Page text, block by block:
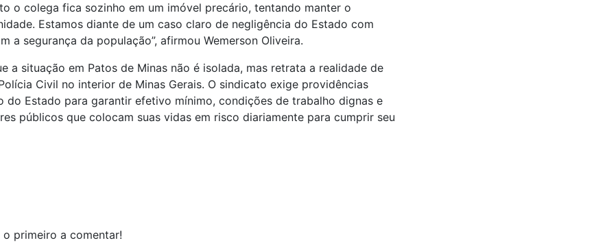
o colega fica sozinho em um imóvel precário, tentando manter o
Estamos diante de um caso claro de negligência do Estado com
a segurança da população”, afirmou Wemerson Oliveira.
a situação em Patos de Minas não é isolada, mas retrata a realidade de
Civil no interior de Minas Gerais. O sindicato exige providências
do Estado para garantir efetivo mínimo, condições de trabalho dignas e
públicos que colocam suas vidas em risco diariamente para cumprir seu
o primeiro a comentar!